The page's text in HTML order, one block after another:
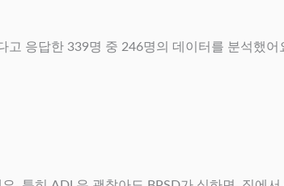
응답한 339명 중 246명의 데이터를 분석했어